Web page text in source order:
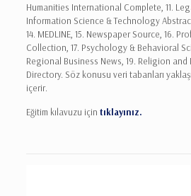
Humanities International Complete, 11.
Information Science & Technology
14. MEDLINE, 15. Newspaper Source, 16.
Collection, 17. Psychology & Behavioral
Regional Business News, 19. Religion
Directory. Söz konusu veri tabanları
içerir.
Eğitim kılavuzu için tıklayınız.